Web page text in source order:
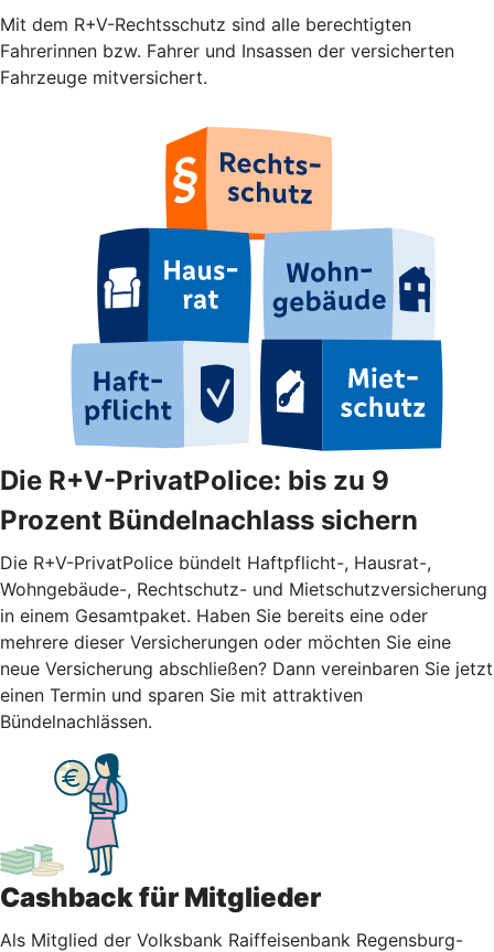
Mit dem R+V-Rechtsschutz sind alle berechtigten
Fahrerinnen bzw. Fahrer und Insassen der versicherten
Fahrzeuge mitversichert.
Die R+V-PrivatPolice: bis zu 9
Prozent Bündelnachlass sichern
Die R+V-PrivatPolice bündelt Haftpflicht-, Hausrat-,
Wohngebäude-, Rechtschutz- und Mietschutzversicherung
in einem Gesamtpaket. Haben Sie bereits eine oder
mehrere dieser Versicherungen oder möchten Sie eine
neue Versicherung abschließen? Dann vereinbaren Sie jetzt
einen Termin und sparen Sie mit attraktiven
Bündelnachlässen.
Cashback für Mitglieder
Als Mitglied der Volksbank Raiffeisenbank Regensburg-